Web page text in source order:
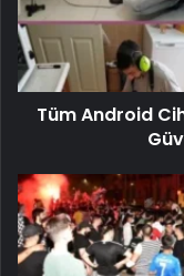
Tüm Android